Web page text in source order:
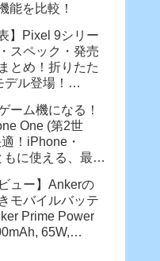
能を比較！
】Pixel 9シリー
スペック・発売
とめ！折りたた
ル登場！
9 Pro Fold】
ーム機になる！
One (第2世
！iPhone・
に使える、最強
ュー】Ankerの
モバイルバッテ
Prime Power
65W,